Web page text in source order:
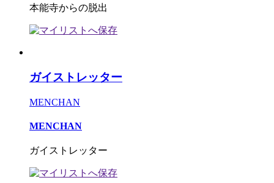
本能寺からの脱出
ガイストレッター
MENCHAN
MENCHAN
ガイストレッター